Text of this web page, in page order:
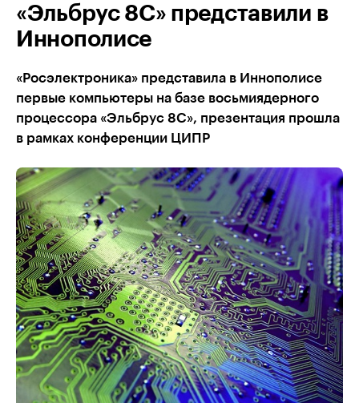
«Эльбрус 8С» представили в
Иннополисе
«Росэлектроника» представила в Иннополисе
первые компьютеры на базе восьмиядерного
процессора «Эльбрус 8С», презентация прошла
в рамках конференции ЦИПР